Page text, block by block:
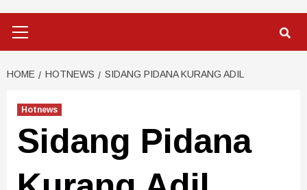
HOME HOTNEWS SIDANG PIDANA KURANG ADIL
Hotnews
Sidang Pidana